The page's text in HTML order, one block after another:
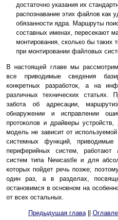
достаточно указания их
распознавание этих файлов как
обязанности ядра. Маршруты
составных именах, пересекают
монтирования, сколько бы таких
при монтировании файловых
В настоящей главе мы
все приводимые сведения
конкретных разработок, а на
различных технических статьях.
забота об адресации,
обнаружении и исправлении
протоколов и драйверы
модель не зависит от
системных функций,
периферийных систем,
систем типа Newcastle и для
которых пойдет речь позже;
один раз, а в разделах,
остановимся в основном на
от всех остальных.
Предыдущая глава||